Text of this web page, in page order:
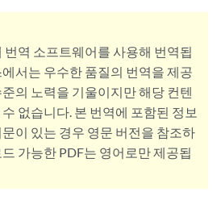
번역 소프트웨어를 사용해 번역됩
서는 우수한 품질의 번역을 제공
의 노력을 기울이지만 해당 컨텐
없습니다. 본 번역에 포함된 정보
이 있는 경우 영문 버전을 참조하
가능한 PDF는 영어로만 제공됩